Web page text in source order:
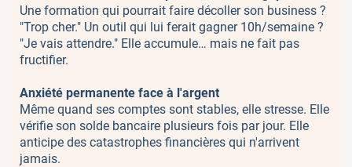
Une formation qui pourrait faire décoller son business ?
"Trop cher." Un outil qui lui ferait gagner 10h/semaine ?
"Je vais attendre." Elle accumule… mais ne fait pas
fructifier.
Anxiété permanente face à l'argent
Même quand ses comptes sont stables, elle stresse. Elle
vérifie son solde bancaire plusieurs fois par jour. Elle
anticipe des catastrophes financières qui n'arrivent
jamais.